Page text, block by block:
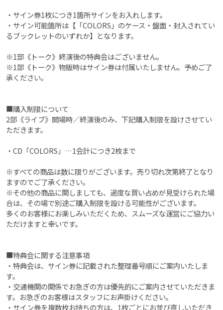
・サイン券1枚につき1箇所サインをお入れします。
・サイン可能箇所は【「COLORS」のケース・盤面・封入されてい
るブックレットのいずれか】となります。
※1部《トーク》終演後の特典会はございません。
※1部《トーク》物販時はサイン券は付属いたしません。予めご了
承ください。
■購入制限について
2部《ライブ》開場時／終演後のみ、下記購入制限を設けさせてい
ただきます。
・CD「COLORS」…1会計につき2枚まで
※すべての商品は数に限りがございます。売り切れ次第終了となり
ますのでご了承ください。
※その他の商品に関しましても、過度な買い占めが見受けられた場
合は、その場で別途ご購入制限を設ける可能性がございます。
多くのお客様にお楽しみいただくため、スムーズな運営にご協力い
ただけますと幸いです。
■特典会に関する注意事項
・特典会は、サイン券に記載された整理番号順にご案内いたしま
す。
・交通機関の関係でお急ぎの方は優先的にご案内させていただきま
す。お急ぎのお客様はスタッフにお声掛けください。
・サイン券を複数枚お持ちの方は、1枚ごとにお並び直しいただき